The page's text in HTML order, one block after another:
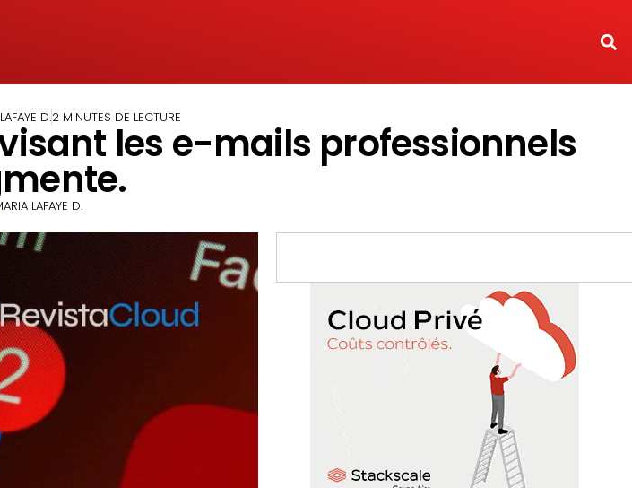
D.2 MINUTES DE LECTURE
les e-mails professionnels
LAFAYE D.